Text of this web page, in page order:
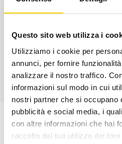
Questo sito web utilizza i
Utilizziamo i cookie per
annunci, per fornire
analizzare il nostro traffico.
informazioni sul modo in cui
nostri partner che si occupano
pubblicità e social media, i
con altre informazioni che hai
raccolto dal tuo utilizzo dei loro